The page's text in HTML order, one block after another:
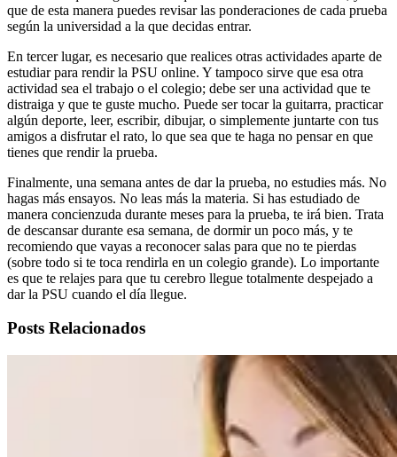
que de esta manera puedes revisar las ponderaciones de cada prueba
según la universidad a la que decidas entrar.
En tercer lugar, es necesario que realices otras actividades aparte de
estudiar para rendir la PSU online. Y tampoco sirve que esa otra
actividad sea el trabajo o el colegio; debe ser una actividad que te
distraiga y que te guste mucho. Puede ser tocar la guitarra, practicar
algún deporte, leer, escribir, dibujar, o simplemente juntarte con tus
amigos a disfrutar el rato, lo que sea que te haga no pensar en que
tienes que rendir la prueba.
Finalmente, una semana antes de dar la prueba, no estudies más. No
hagas más ensayos. No leas más la materia. Si has estudiado de
manera concienzuda durante meses para la prueba, te irá bien. Trata
de descansar durante esa semana, de dormir un poco más, y te
recomiendo que vayas a reconocer salas para que no te pierdas
(sobre todo si te toca rendirla en un colegio grande). Lo importante
es que te relajes para que tu cerebro llegue totalmente despejado a
dar la PSU cuando el día llegue.
Posts Relacionados